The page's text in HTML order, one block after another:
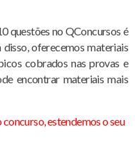
questões no QConcursos é
oferecemos materiais
cobrados nas provas e
encontrar materiais mais
estendemos o seu